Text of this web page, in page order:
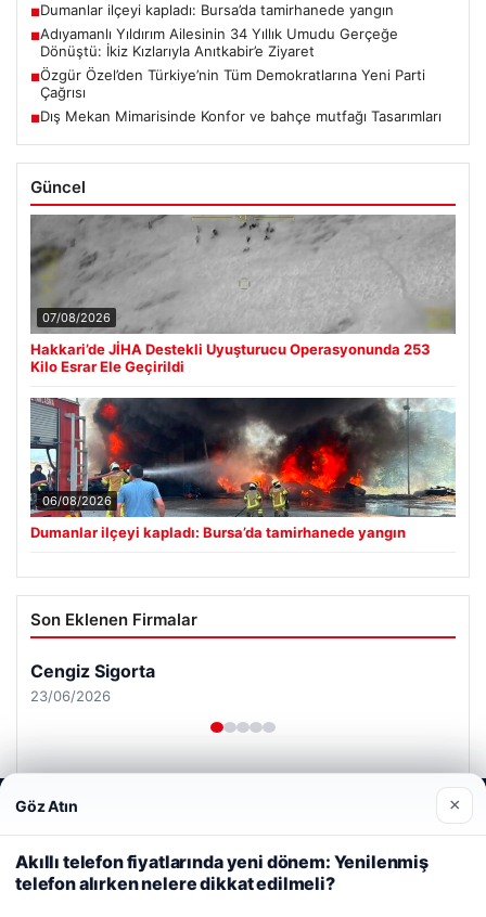
■Dumanlar ilçeyi kapladı: Bursa’da tamirhanede yangın
■Adıyamanlı Yıldırım Ailesinin 34 Yıllık Umudu Gerçeğe
Dönüştü: İkiz Kızlarıyla Anıtkabir’e Ziyaret
■Özgür Özel’den Türkiye’nin Tüm Demokratlarına Yeni Parti
Çağrısı
■Dış Mekan Mimarisinde Konfor ve bahçe mutfağı Tasarımları
Güncel
07/08/2026
Hakkari’de JİHA Destekli Uyuşturucu Operasyonunda 253
Kilo Esrar Ele Geçirildi
06/08/2026
Dumanlar ilçeyi kapladı: Bursa’da tamirhanede yangın
Son Eklenen Firmalar
Web sitemizi nasıl kullandığınızı daha iyi anlayabilmek,
deneyiminizi kişiselleştirmek ve geliştirmek amacıyla çerezler
kullanıyoruz.
Çerez Politikamız
Reddet Kabul Et
Göz Atın ×
Akıllı telefon fiyatlarında yeni dönem: Yenilenmiş
telefon alırken nelere dikkat edilmeli?